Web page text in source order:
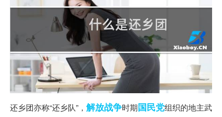
还乡团亦称“还乡队”， 解放战争时期国民党组织的地主武